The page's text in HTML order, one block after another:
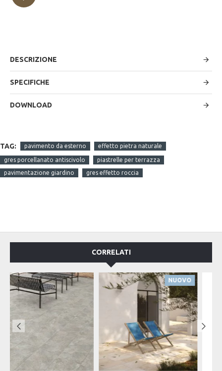
DESCRIZIONE
SPECIFICHE
DOWNLOAD
TAG: pavimento da esterno effetto pietra naturale
gres porcellanato antiscivolo
piastrelle per terrazza
pavimentazione giardino
gres effetto roccia
CORRELATI
NUOVO OFFERTA DEL MESE